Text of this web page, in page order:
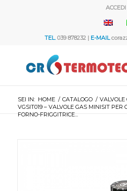
ACCEDI
TEL.039 878232 | E-MAIL
SEI IN: HOME / CATALOGO / VALVOLE
VGSIT019 – VALVOLE GAS MINISIT PER
FORNO-FRIGGITRICE...